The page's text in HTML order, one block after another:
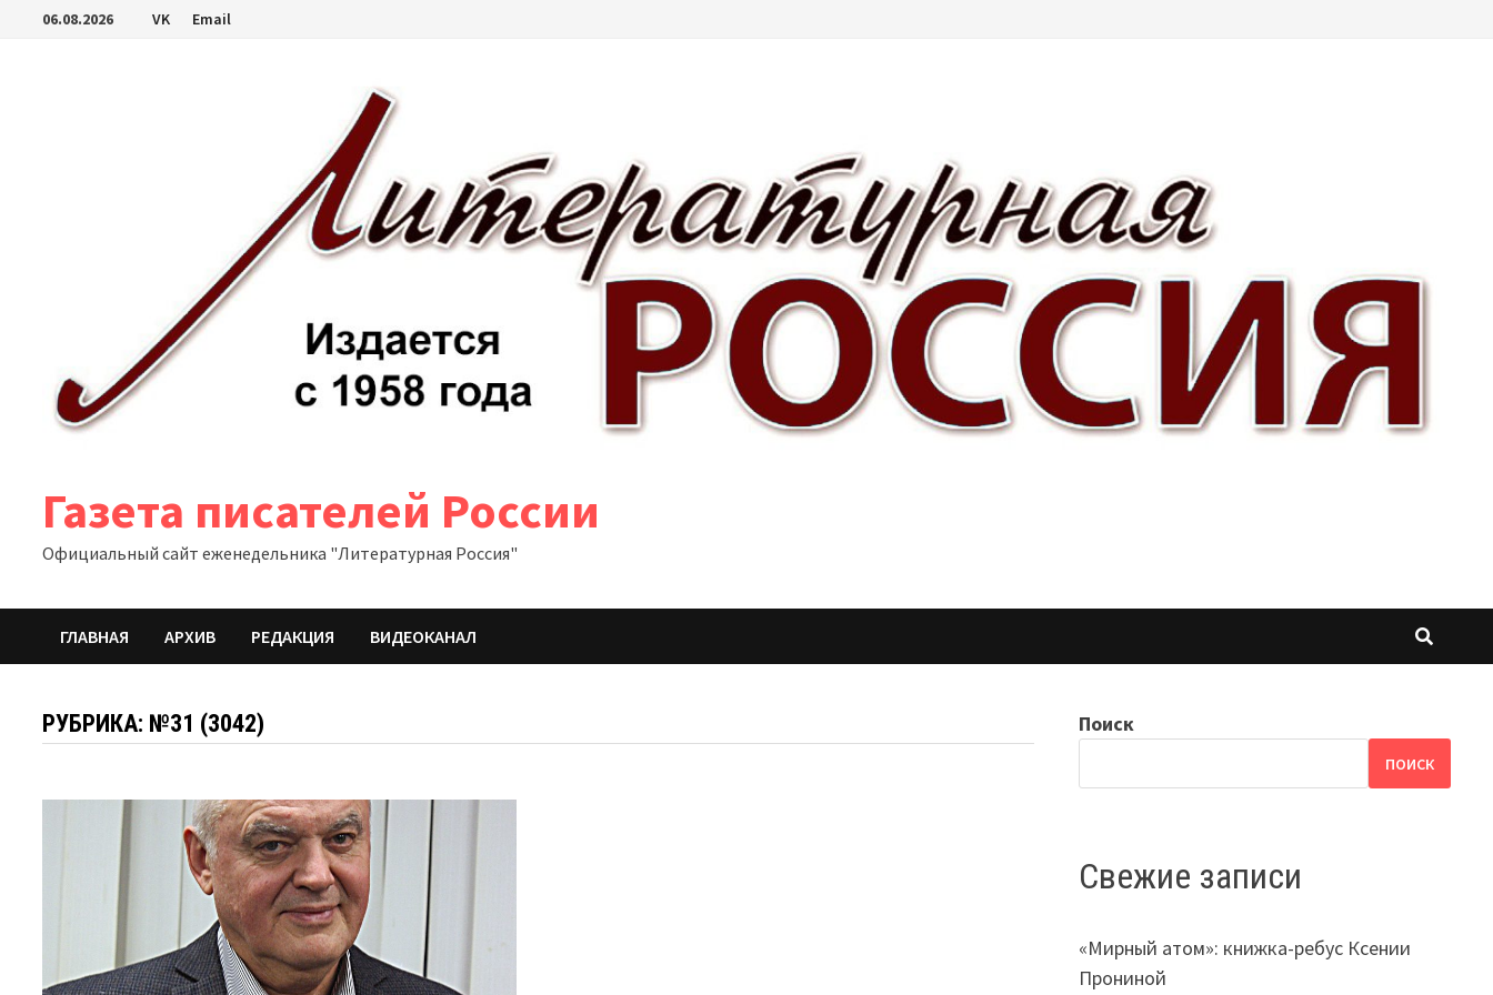
Перейти06.08.2026 VK Email
Газета писателей России
Официальный сайт еженедельника "Литературная Россия"
ГЛАВНАЯ АРХИВ РЕДАКЦИЯ ВИДЕОКАНАЛ
РУБРИКА: №31 (3042) Поиск
ПОИСК
Свежие записи
«Мирный атом»: книжка-ребус Ксении
Прониной